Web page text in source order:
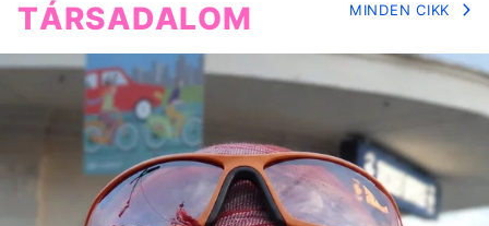
TÁRSADALOM MINDEN CIKK